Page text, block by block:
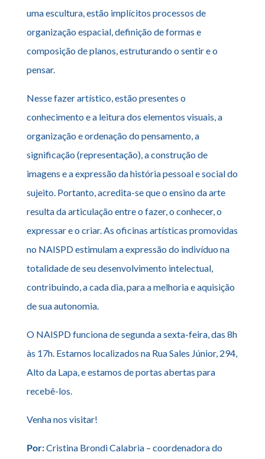
uma escultura, estão implícitos processos de
organização espacial, definição de formas e
composição de planos, estruturando o sentir e o
pensar.
Nesse fazer artístico, estão presentes o
conhecimento e a leitura dos elementos visuais, a
organização e ordenação do pensamento, a
significação (representação), a construção de
imagens e a expressão da história pessoal e social do
sujeito. Portanto, acredita-se que o ensino da arte
resulta da articulação entre o fazer, o conhecer, o
expressar e o criar. As oficinas artísticas promovidas
no NAISPD estimulam a expressão do indivíduo na
totalidade de seu desenvolvimento intelectual,
contribuindo, a cada dia, para a melhoria e aquisição
de sua autonomia.
O NAISPD funciona de segunda a sexta-feira, das 8h
às 17h. Estamos localizados na Rua Sales Júnior, 294,
Alto da Lapa, e estamos de portas abertas para
recebê-los.
Venha nos visitar!
Por:Cristina Brondi Calabria – coordenadora do